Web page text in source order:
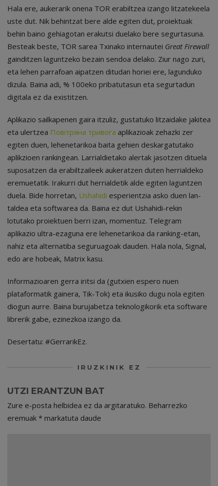
Hala ere, aukerarik onena TOR erabiltzea izango litzatekeela
uste dut. Nik behintzat bere alde egiten dut, proiektuak
behin baino gehiagotan erakutsi duelako bere segurtasuna.
Besteak beste, TOR sarea Txinako internautei Great Firewall
gainditzen laguntzeko bezain sendoa delako. Ziur nago zuri,
eta lehen parrafoan aipatzen ditudan horiei ere, lagunduko
dizula. Baina adi, % 100eko pribatutasun eta segurtadun
digitala ez da existitzen.
Aplikazio sailkapenen gaira itzuliz, gustatuko litzaidake jakitea
eta ulertzea Повітряна тривога aplikazioak zehazki zer
egiten duen, lehenetarikoa baita gehien deskargatutako
aplikzioen rankingean. Larrialdietako alertak jasotzen dituela
suposatzen da erabiltzaileek aukeratzen duten herrialdeko
eremuetatik. Irakurri dut herrialdetik alde egiten laguntzen
duela. Bide horretan, Ushahidi esperientzia asko duen lan-
taldea eta softwarea da. Baina ez dut Ushahidi-rekin
lotutako proiektuen berri izan, momentuz. Telegram
aplikazio ultra-ezaguna ere lehenetarikoa da ranking-etan,
nahiz eta alternatiba seguruagoak dauden. Hala nola, Signal,
edo are hobeak, Matrix kasu.
Informazioaren gerra iritsi da (gutxien espero nuen
plataformatik gainera, Tik-Tok) eta ikusiko dugu nola egiten
diogun aurre. Baina burujabetza teknologikorik eta software
librerik gabe, ezinezkoa izango da.
Desertatu: #GerrarikEz.
IRUZKINIK EZ
UTZI ERANTZUN BAT
Zure e-posta helbidea ez da argitaratuko. Beharrezko
eremuak * markatuta daude